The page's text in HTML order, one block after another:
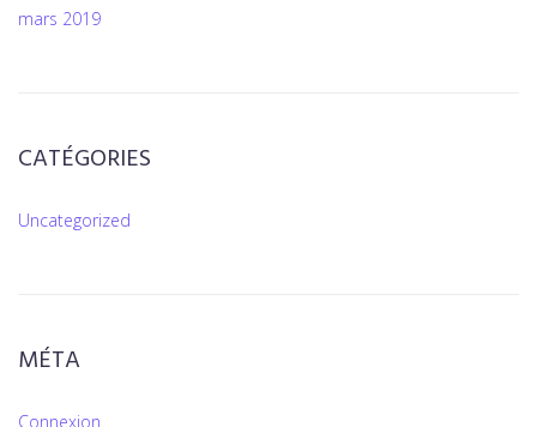
mars 2019
CATÉGORIES
Uncategorized
MÉTA
Connexion